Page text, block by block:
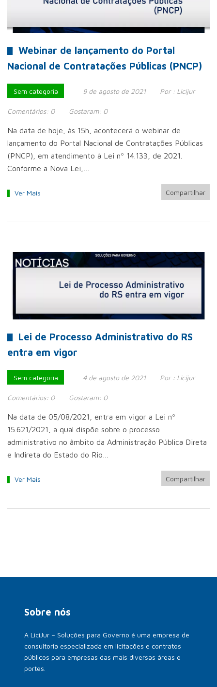
Webinar de lançamento do Portal
Nacional de Contratações Públicas (PNCP)
Sem categoria 9 de agosto de 2021 Por : Licijur
Comentários: 0 Gostaram: 0
Na data de hoje, às 15h, acontecerá o webinar de
lançamento do Portal Nacional de Contratações Públicas
(PNCP), em atendimento à Lei nº 14.133, de 2021.
Conforme a Nova Lei,…
Ver Mais Compartilhar
Lei de Processo Administrativo do RS
entra em vigor
Sem categoria 4 de agosto de 2021 Por : Licijur
Comentários: 0 Gostaram: 0
Na data de 05/08/2021, entra em vigor a Lei nº
15.621/2021, a qual dispõe sobre o processo
administrativo no âmbito da Administração Pública Direta
e Indireta do Estado do Rio…
Ver Mais Compartilhar
Sobre nós
A LiciJur – Soluções para Governo é uma empresa de
consultoria especializada em licitações e contratos
públicos para empresas das mais diversas áreas e
portes.